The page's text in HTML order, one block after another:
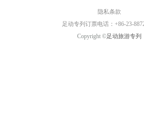
隐私条款
足动专列订票电话：+86-23-
Copyright ©足动旅游专列